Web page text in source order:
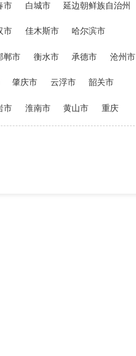
市 白城市 延边朝鲜族自治州
市 佳木斯市 哈尔滨市
郸市 衡水市 承德市 沧州市
肇庆市 云浮市 韶关市
市 淮南市 黄山市 重庆